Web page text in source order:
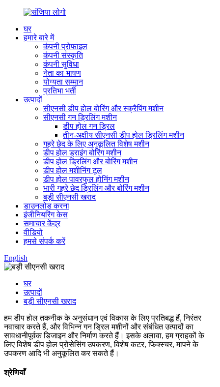
घर
हमारे बारे में
कंपनी प्रोफाइल
कंपनी संस्कृति
कंपनी सुविधा
नेता का भाषण
योग्यता सम्मान
प्रतिभा भर्ती
उत्पादों
सीएनसी डीप होल बोरिंग और स्क्रैपिंग मशीन
सीएनसी गन ड्रिलिंग मशीन
डीप होल गन ड्रिल
तीन-अक्षीय सीएनसी डीप होल ड्रिलिंग मशीन
गहरे छेद के लिए अनुकूलित विशेष मशीन
डीप होल ड्राइंग बोरिंग मशीन
डीप होल ड्रिलिंग और बोरिंग मशीन
डीप होल मशीनिंग टूल
डीप होल पावरफुल होनिंग मशीन
भारी गहरे छेद ड्रिलिंग और बोरिंग मशीन
बड़ी सीएनसी खराद
डाउनलोड करना
इंजीनियरिंग केस
समाचार केंद्र
वीडियो
हमसे संपर्क करें
English
घर
उत्पादों
बड़ी सीएनसी खराद
हम डीप होल तकनीक के अनुसंधान एवं विकास के लिए प्रतिबद्ध हैं, निरंतर
नवाचार करते हैं, और विभिन्न गन ड्रिल मशीनों और संबंधित उत्पादों का
सावधानीपूर्वक डिजाइन और निर्माण करते हैं। इसके अलावा, हम ग्राहकों के
लिए विशेष डीप होल प्रोसेसिंग उपकरण, विशेष कटर, फिक्स्चर, मापने के
उपकरण आदि भी अनुकूलित कर सकते हैं।
श्रेणियाँ